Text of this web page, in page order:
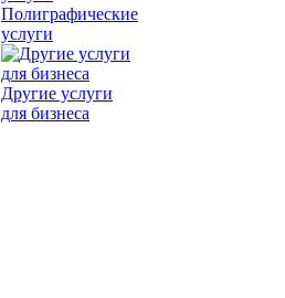
Полиграфические
услуги
Другие услуги
для бизнеса